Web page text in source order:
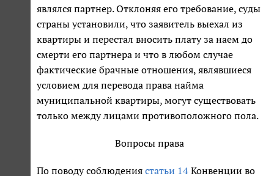
являлся партнер. Отклоняя его требование, суды
страны установили, что заявитель выехал из
квартиры и перестал вносить плату за наем до
смерти его партнера и что в любом случае
фактические брачные отношения, являвшиеся
условием для перевода права найма
муниципальной квартиры, могут существовать
только между лицами противоположного пола.
Вопросы права
По поводу соблюдения статьи 14 Конвенции во